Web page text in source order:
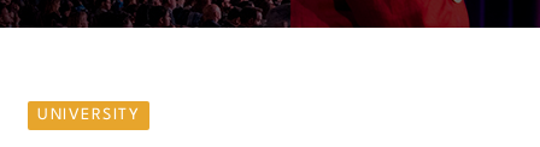
UNIVERSITY